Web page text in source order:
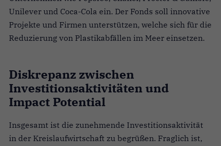
Unilever und Coca-Cola ein. Der Fonds soll innovative
Projekte und Firmen unterstützen, welche sich für die
Reduzierung von Plastikabfällen im Meer einsetzen.
Diskrepanz zwischen
Investitionsaktivitäten und
Impact Potential
Insgesamt ist die zunehmende Investitionsaktivität
in der Kreislaufwirtschaft zu begrüßen. Fraglich ist,